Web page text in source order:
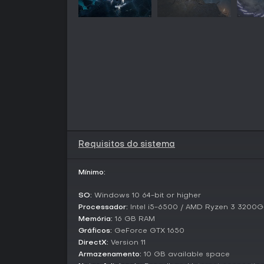
Requisitos do sistema
Mínimo:
SO: Windows 10 64-bit or higher
Processador: Intel i5-6500 / AMD Ryzen 3
Memória: 16 GB RAM
Gráficos: GeForce GTX 1650
DirectX: Version 11
Armazenamento: 10 GB available space